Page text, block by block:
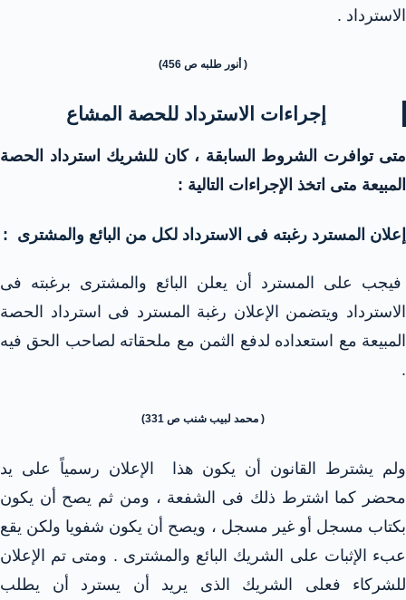
الاسترداد .
( أنور طلبه ص 456)
إجراءات الاسترداد للحصة المشاع
متى توافرت الشروط السابقة ، كان للشريك استرداد الحصة
المبيعة متى اتخذ الإجراءات التالية :
إعلان المسترد رغبته فى الاسترداد لكل من البائع والمشترى :
فيجب على المسترد أن يعلن البائع والمشترى برغبته فى
الاسترداد ويتضمن الإعلان رغبة المسترد فى استرداد الحصة
المبيعة مع استعداده لدفع الثمن مع ملحقاته لصاحب الحق فيه
.
( محمد لبيب شنب ص 331)
ولم يشترط القانون أن يكون هذا الإعلان رسمياً على يد
محضر كما اشترط ذلك فى الشفعة ، ومن ثم يصح أن يكون
بكتاب مسجل أو غير مسجل ، ويصح أن يكون شفويا ولكن يقع
عبء الإثبات على الشريك البائع والمشترى . ومتى تم الإعلان
للشركاء فعلى الشريك الذى يريد أن يسترد أن يطلب